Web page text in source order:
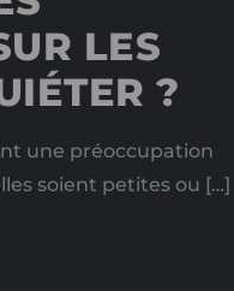
LES
?
une préoccupation
soient petites ou […]